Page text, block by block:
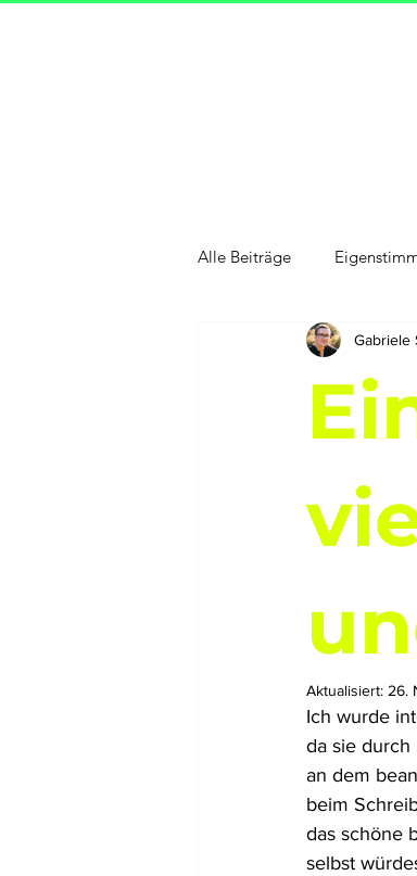
Alle Beiträge
New Work Gabriele
Aktualisiert: 26.
Ich wurde
da sie durch
an dem
beim
das schöne
selbst